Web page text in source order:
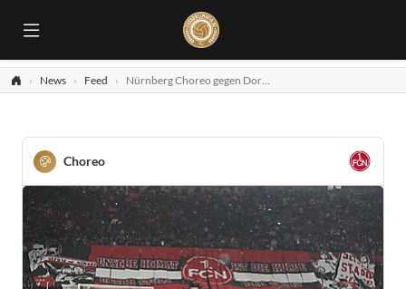
News Feed Nürnberg Choreo gegen Dortmund
Choreo